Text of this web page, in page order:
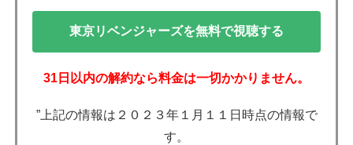
東京リベンジャーズを無料で視聴する
31日以内の解約なら料金は一切かかりません。
”上記の情報は２０２３年１月１１日時点の情報で
す。